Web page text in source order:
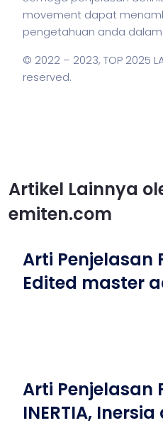
movement dapat
pengetahuan anda dalam
© 2022 – 2023, TOP 2025
reserved.
Artikel Lainnya
emiten.com
Arti Penjelasan
Edited master
Arti Penjelasan
INERTIA,